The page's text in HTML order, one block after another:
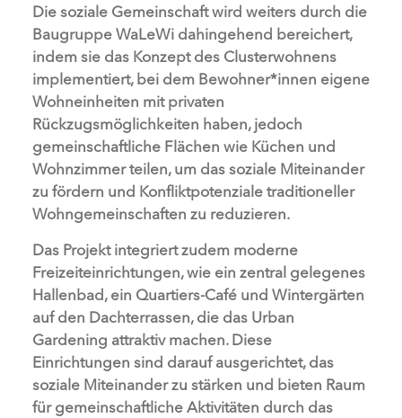
Die soziale Gemeinschaft wird weiters durch die
Baugruppe WaLeWi dahingehend bereichert,
indem sie das Konzept des Clusterwohnens
implementiert, bei dem Bewohner*innen eigene
Wohneinheiten mit privaten
Rückzugsmöglichkeiten haben, jedoch
gemeinschaftliche Flächen wie Küchen und
Wohnzimmer teilen, um das soziale Miteinander
zu fördern und Konfliktpotenziale traditioneller
Wohngemeinschaften zu reduzieren.
Das Projekt integriert zudem moderne
Freizeiteinrichtungen, wie ein zentral gelegenes
Hallenbad, ein Quartiers-Café und Wintergärten
auf den Dachterrassen, die das Urban
Gardening attraktiv machen. Diese
Einrichtungen sind darauf ausgerichtet, das
soziale Miteinander zu stärken und bieten Raum
für gemeinschaftliche Aktivitäten durch das